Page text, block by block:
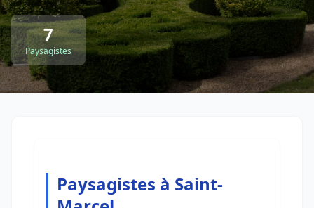
7
Paysagistes
Paysagistes à Saint-